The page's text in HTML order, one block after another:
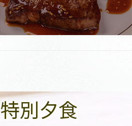
特別夕食